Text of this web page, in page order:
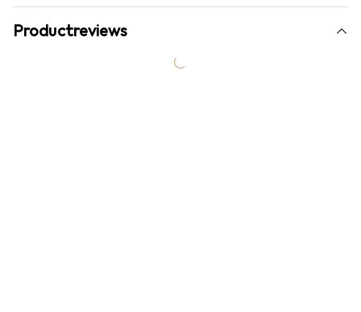
Productreviews